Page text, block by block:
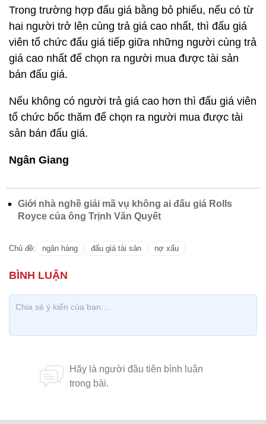
Trong trường hợp đấu giá bằng bỏ phiếu, nếu có từ
hai người trở lên cùng trả giá cao nhất, thì đấu giá
viên tổ chức đấu giá tiếp giữa những người cùng trả
giá cao nhất để chọn ra người mua được tài sản
bán đấu giá.
Nếu không có người trả giá cao hơn thì đấu giá viên
tổ chức bốc thăm để chọn ra người mua được tài
sản bán đấu giá.
Ngân Giang
Giới nhà nghề giải mã vụ không ai đấu giá Rolls
Royce của ông Trịnh Văn Quyết
Chủ đề: ngân hàng đấu giá tài sản nợ xấu